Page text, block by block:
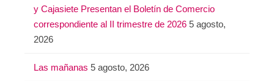
y Cajasiete Presentan el Boletín de Comercio
correspondiente al II trimestre de 2026 5 agosto,
2026
Las mañanas 5 agosto, 2026